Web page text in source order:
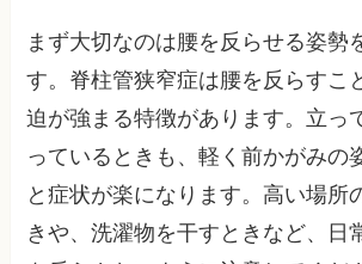
まず大切なのは腰を反らせる姿勢
す。脊柱管狭窄症は腰を反らすこ
迫が強まる特徴があります。立っ
っているときも、軽く前かがみの
と症状が楽になります。高い場所
きや、洗濯物を干すときなど、日